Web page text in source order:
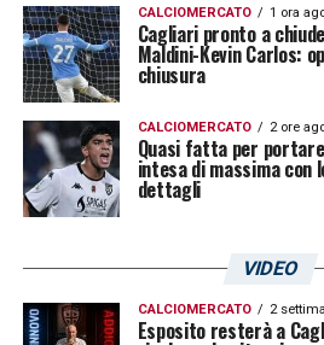
CALCIOMERCATO 1 ora
Cagliari pronto a
Maldini-Kevin Carlos:
chiusura
CALCIOMERCATO 2 ore
Quasi fatta per
intesa di massima con
dettagli
VIDEO
CALCIOMERCATO 2
Esposito resterà a